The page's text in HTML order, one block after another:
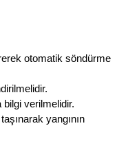
otomatik söndürme
bilgi verilmelidir.
yangının